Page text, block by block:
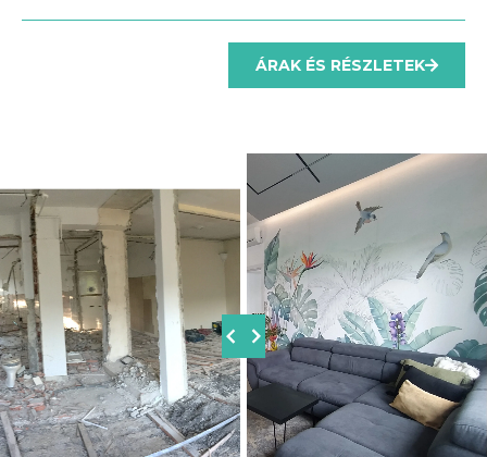
ÁRAK ÉS RÉSZLETEK
ELŐTTE UTÁNA